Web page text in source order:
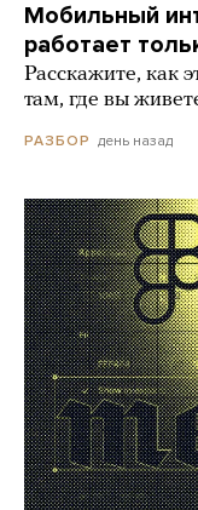
Мобильный
работает
Расскажите, как
там, где вы
РАЗБОР день назад